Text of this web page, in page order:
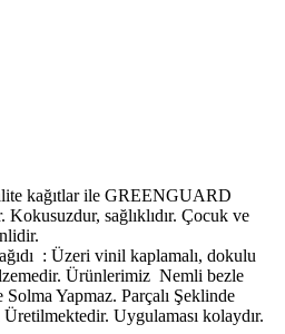
kağıtlar ile GREENGUARD
sağlıklıdır. Çocuk ve
: Üzeri vinil kaplamalı, dokulu
Ürünlerimiz Nemli bezle
Yapmaz. Parçalı Şeklinde
Uygulaması kolaydır.